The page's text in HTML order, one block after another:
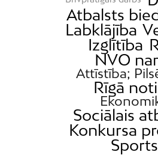
Atbalsts
Labklājība
Izglītība
NVO
Attīstība;
Rīgā
Sociālais
Konkursa
Sports